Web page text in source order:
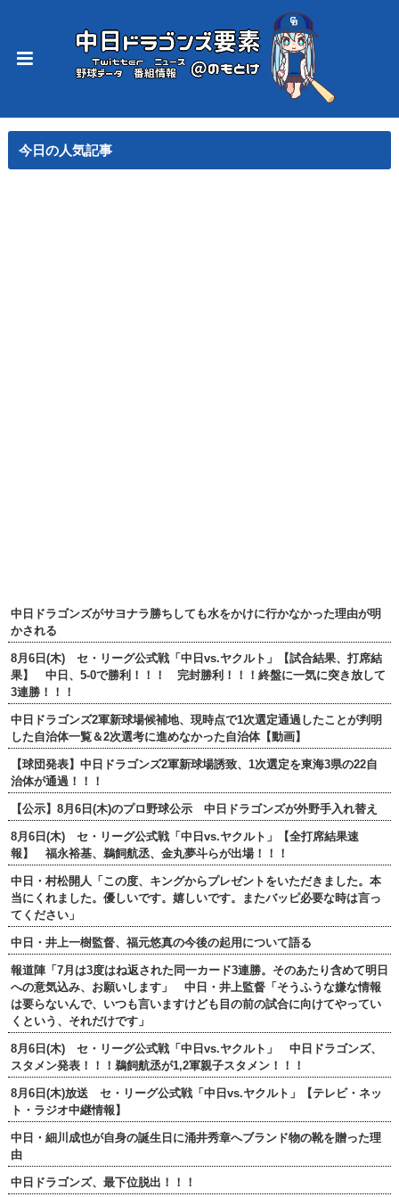
今日の人気記事
中日ドラゴンズがサヨナラ勝ちしても水をかけに行かなかった理由が明
かされる
8月6日(木) セ・リーグ公式戦「中日vs.ヤクルト」【試合結果、打席結
果】 中日、5-0で勝利！！！ 完封勝利！！！終盤に一気に突き放して
3連勝！！！
中日ドラゴンズ2軍新球場候補地、現時点で1次選定通過したことが判明
した自治体一覧＆2次選考に進めなかった自治体【動画】
【球団発表】中日ドラゴンズ2軍新球場誘致、1次選定を東海3県の22自
治体が通過！！！
【公示】8月6日(木)のプロ野球公示 中日ドラゴンズが外野手入れ替え
8月6日(木) セ・リーグ公式戦「中日vs.ヤクルト」【全打席結果速
報】 福永裕基、鵜飼航丞、金丸夢斗らが出場！！！
中日・村松開人「この度、キングからプレゼントをいただきました。本
当にくれました。優しいです。嬉しいです。またバッピ必要な時は言っ
てください」
中日・井上一樹監督、福元悠真の今後の起用について語る
報道陣「7月は3度はね返された同一カード3連勝。そのあたり含めて明日
への意気込み、お願いします」 中日・井上監督「そうふうな嫌な情報
は要らないんで、いつも言いますけども目の前の試合に向けてやってい
くという、それだけです」
8月6日(木) セ・リーグ公式戦「中日vs.ヤクルト」 中日ドラゴンズ、
スタメン発表！！！鵜飼航丞が1,2軍親子スタメン！！！
8月6日(木)放送 セ・リーグ公式戦「中日vs.ヤクルト」【テレビ・ネッ
ト・ラジオ中継情報】
中日・細川成也が自身の誕生日に涌井秀章へブランド物の靴を贈った理
由
中日ドラゴンズ、最下位脱出！！！